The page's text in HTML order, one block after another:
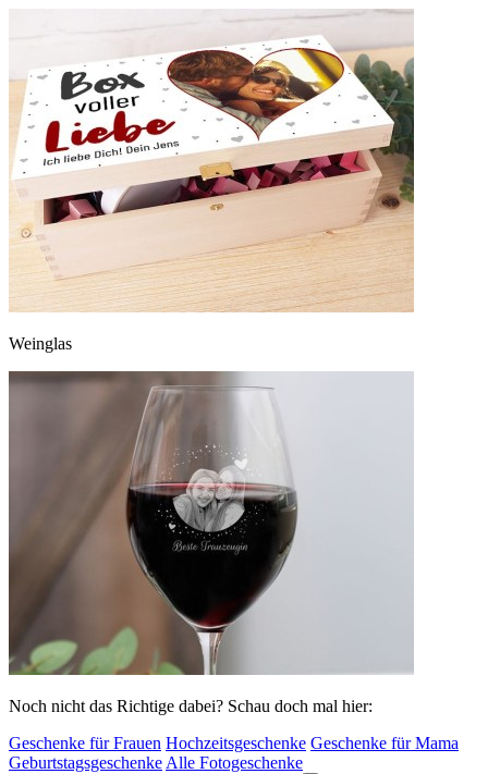
Weinglas
Noch nicht das Richtige dabei? Schau doch mal hier:
Geschenke für Frauen Hochzeitsgeschenke Geschenke für Mama
Geburtstagsgeschenke Alle Fotogeschenke